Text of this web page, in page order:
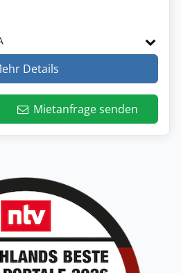
Details
Mietanfrage senden